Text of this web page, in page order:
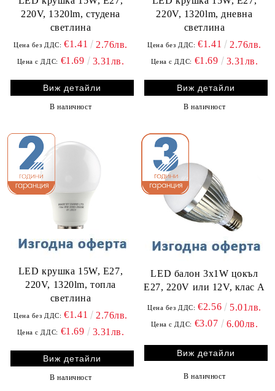
220V, 1320lm, студена
светлина
Цена без ДДС: €1.41 2.76лв.
Цена с ДДС: €1.69 3.31лв.
Виж детайли
В наличност
220V, 1320lm, дневна
светлина
Цена без ДДС: €1.41 2.76лв.
Цена с ДДС: €1.69 3.31лв.
Виж детайли
В наличност
LED крушка 15W, E27,
220V, 1320lm, топла
светлина
Цена без ДДС: €1.41 2.76лв.
Цена с ДДС: €1.69 3.31лв.
Виж детайли
В наличност
LED балон 3х1W цокъл
E27, 220V или 12V, клас A
Цена без ДДС: €2.56 5.01лв.
Цена с ДДС: €3.07 6.00лв.
Виж детайли
В наличност